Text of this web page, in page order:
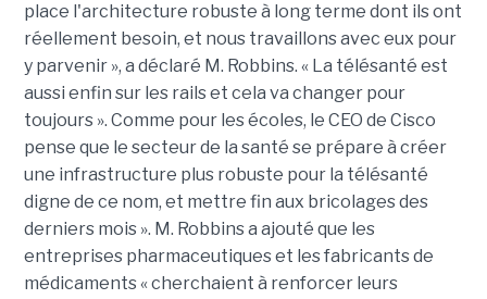
place l'architecture robuste à long terme dont ils ont
réellement besoin, et nous travaillons avec eux pour
y parvenir », a déclaré M. Robbins. « La télésanté est
aussi enfin sur les rails et cela va changer pour
toujours ». Comme pour les écoles, le CEO de Cisco
pense que le secteur de la santé se prépare à créer
une infrastructure plus robuste pour la télésanté
digne de ce nom, et mettre fin aux bricolages des
derniers mois ». M. Robbins a ajouté que les
entreprises pharmaceutiques et les fabricants de
médicaments « cherchaient à renforcer leurs